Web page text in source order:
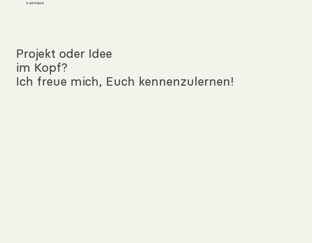
SAG HALLO
Projekt oder Idee
im Kopf?
Ich freue mich, Euch kennenzulernen!